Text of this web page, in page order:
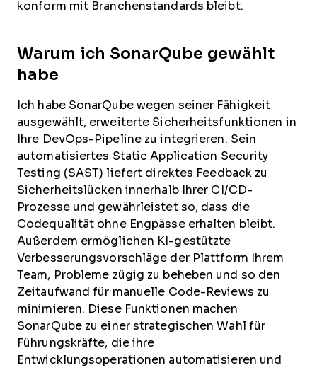
konform mit Branchenstandards bleibt.
Warum ich SonarQube gewählt
habe
Ich habe SonarQube wegen seiner Fähigkeit
ausgewählt, erweiterte Sicherheitsfunktionen in
Ihre DevOps-Pipeline zu integrieren. Sein
automatisiertes Static Application Security
Testing (SAST) liefert direktes Feedback zu
Sicherheitslücken innerhalb Ihrer CI/CD-
Prozesse und gewährleistet so, dass die
Codequalität ohne Engpässe erhalten bleibt.
Außerdem ermöglichen KI-gestützte
Verbesserungsvorschläge der Plattform Ihrem
Team, Probleme zügig zu beheben und so den
Zeitaufwand für manuelle Code-Reviews zu
minimieren. Diese Funktionen machen
SonarQube zu einer strategischen Wahl für
Führungskräfte, die ihre
Entwicklungsoperationen automatisieren und